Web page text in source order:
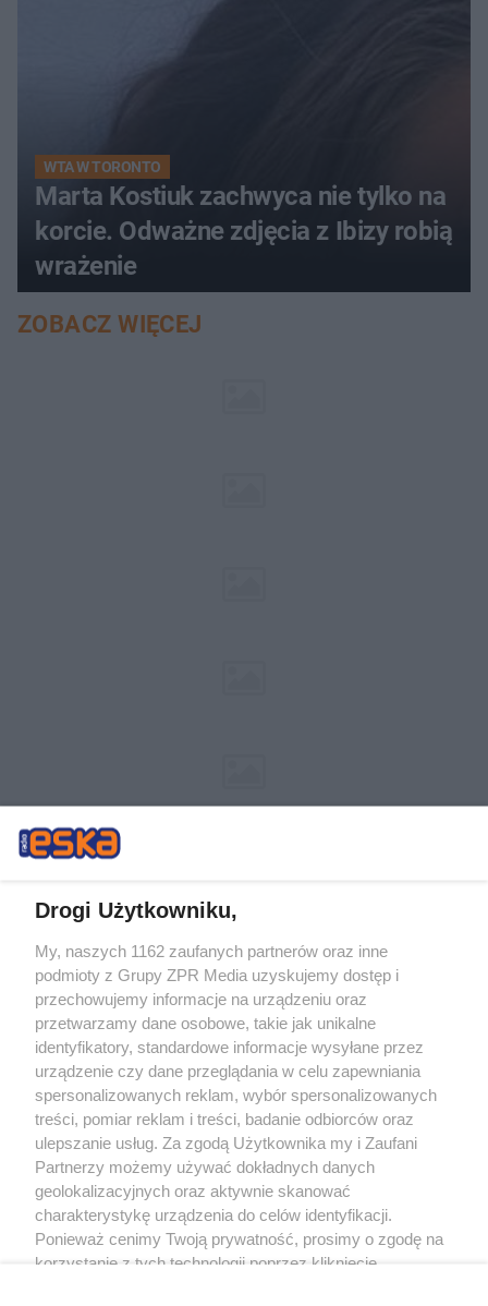
WTA W TORONTO
Marta Kostiuk zachwyca nie tylko na
korcie. Odważne zdjęcia z Ibizy robią
wrażenie
ZOBACZ WIĘCEJ
Żaden utwór zamieszczony w serwisie nie może być powielany i
rozpowszechniany lub dalej rozpowszechniany w jakikolwiek sposób (w
tym także elektroniczny lub mechaniczny) na jakimkolwiek polu
eksploatacji w jakiejkolwiek formie, włącznie z umieszczaniem w Internecie
bez pisemnej zgody właściciela praw. Jakiekolwiek użycie lub
wykorzystanie utworów w całości lub w części z naruszeniem prawa, tzn.
bez właściwej zgody, jest zabronione pod groźbą kary i może być ścigane
prawnie.
O nas
Drogi Użytkowniku,
My, naszych 1162 zaufanych partnerów oraz inne
podmioty z Grupy ZPR Media uzyskujemy dostęp i
przechowujemy informacje na urządzeniu oraz
przetwarzamy dane osobowe, takie jak unikalne
identyfikatory, standardowe informacje wysyłane przez
urządzenie czy dane przeglądania w celu zapewniania
spersonalizowanych reklam, wybór spersonalizowanych
treści, pomiar reklam i treści, badanie odbiorców oraz
ulepszanie usług. Za zgodą Użytkownika my i Zaufani
Partnerzy możemy używać dokładnych danych
geolokalizacyjnych oraz aktywnie skanować
charakterystykę urządzenia do celów identyfikacji.
Ponieważ cenimy Twoją prywatność, prosimy o zgodę na
korzystanie z tych technologii poprzez kliknięcie